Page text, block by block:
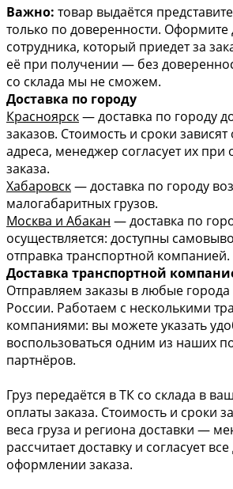
Важно: товар выдаётся
только по доверенности. Оформите
сотрудника, который приедет за
её при получении — без
со склада мы не сможем.
Доставка по городу
Красноярск— доставка по городу
заказов. Стоимость и сроки
адреса, менеджер согласует их
заказа.
Хабаровск— доставка по городу
малогабаритных грузов.
Москва и Абакан — доставка по
осуществляется: доступны
отправка транспортной компанией.
Доставка транспортной
Отправляем заказы в любые
России. Работаем с несколькими
компаниями: вы можете указать
воспользоваться одним из наших
партнёров.
Груз передаётся в ТК со склада в
оплаты заказа. Стоимость и сроки
веса груза и региона доставки —
рассчитает доставку и согласует
оформлении заказа.